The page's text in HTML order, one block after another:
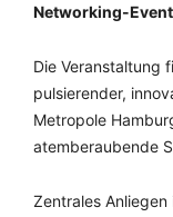
Networking-Event
Die Veranstaltung
pulsierender,
Metropole
atemberaubende
Zentrales Anliegen